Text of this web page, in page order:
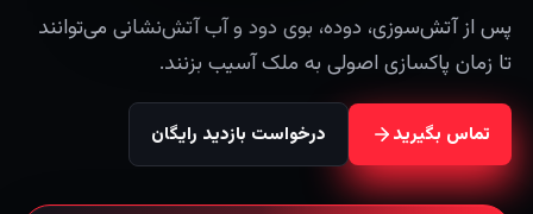
پس از آتش‌سوزی، دوده، بوی دود و آب آتش‌نشانی می‌توانند
تا زمان پاکسازی اصولی به ملک آسیب بزنند.
تماس بگیرید درخواست بازدید رایگان